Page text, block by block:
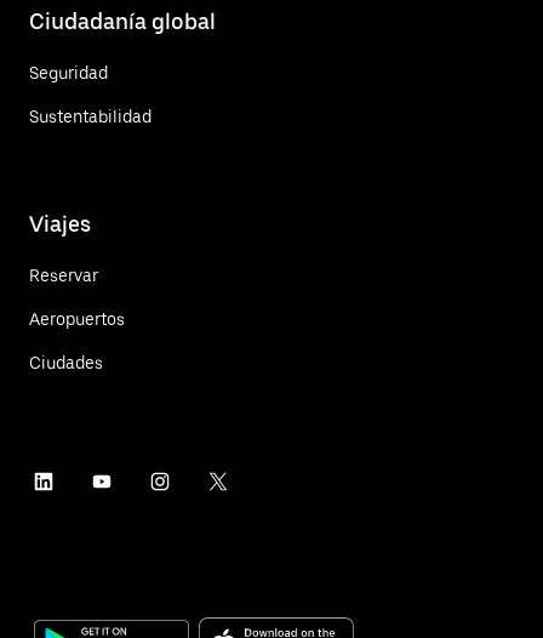
Ciudadanía global
Seguridad
Sustentabilidad
Viajes
Reservar
Aeropuertos
Ciudades